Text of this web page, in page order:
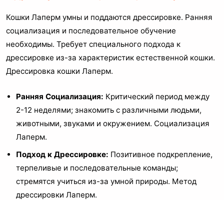
Кошки Лаперм умны и поддаются дрессировке. Ранняя
социализация и последовательное обучение
необходимы. Требует специального подхода к
дрессировке из-за характеристик естественной кошки.
Дрессировка кошки Лаперм.
Ранняя Социализация: Критический период между
2-12 неделями; знакомить с различными людьми,
животными, звуками и окружением. Социализация
Лаперм.
Подход к Дрессировке: Позитивное подкрепление,
терпеливые и последовательные команды;
стремятся учиться из-за умной природы. Метод
дрессировки Лаперм.